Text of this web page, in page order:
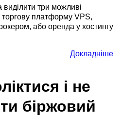
три можливі
торгову платформу VPS,
або оренда у хостингу
Докладніше
і не
біржовий